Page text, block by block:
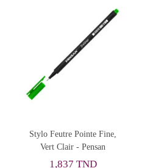
Fine,
Tube Acrylique
Turquoise 522 -